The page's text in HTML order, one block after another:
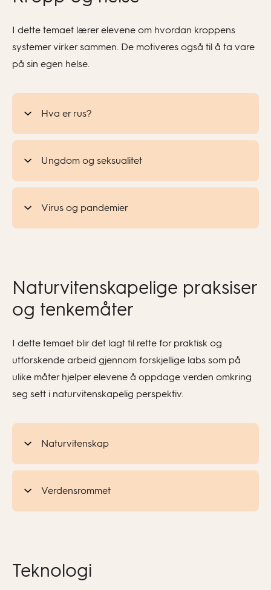
I dette temaet lærer elevene om hvordan kroppens
systemer virker sammen. De motiveres også til å ta vare
på sin egen helse.
Hva er rus?
Ungdom og seksualitet
Virus og pandemier
Naturvitenskapelige praksiser
og tenkemåter
I dette temaet blir det lagt til rette for praktisk og
utforskende arbeid gjennom forskjellige labs som på
ulike måter hjelper elevene å oppdage verden omkring
seg sett i naturvitenskapelig perspektiv.
Naturvitenskap
Verdensrommet
Teknologi